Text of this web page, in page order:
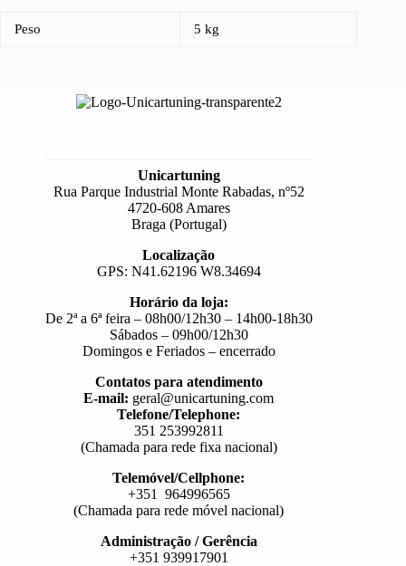
Peso 5 kg
Unicartuning
Rua Parque Industrial Monte Rabadas, nº52
4720-608 Amares
Braga (Portugal)
Localização
GPS: N41.62196 W8.34694
Horário da loja:
De 2ª a 6ª feira – 08h00/12h30 – 14h00-18h30
Sábados – 09h00/12h30
Domingos e Feriados – encerrado
Contatos para atendimento
E-mail: geral@unicartuning.com
Telefone/Telephone:
351 253992811
(Chamada para rede fixa nacional)
Telemóvel/Cellphone:
+351 964996565
(Chamada para rede móvel nacional)
Administração / Gerência
+351 939917901